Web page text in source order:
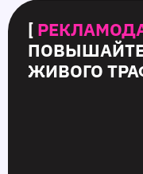
[
ЖИВОГО